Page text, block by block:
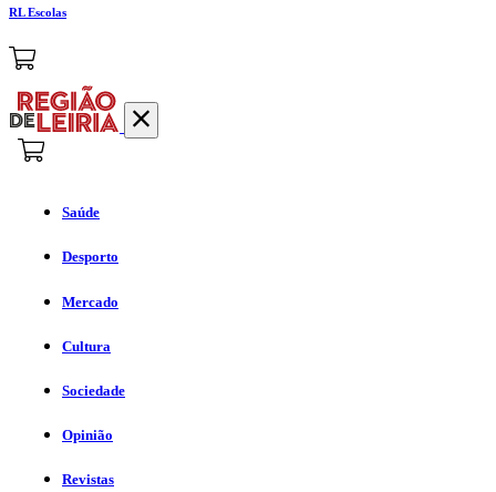
RL Escolas
Saúde
Desporto
Mercado
Cultura
Sociedade
Opinião
Revistas